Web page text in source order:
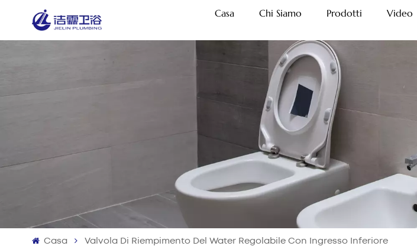
Casa Chi Siamo Prodotti Video
Casa Valvola Di Riempimento Del Water Regolabile Con Ingresso Inferiore